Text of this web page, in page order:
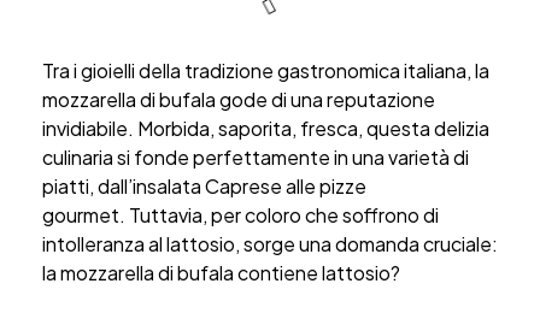
Tra i gioielli della tradizione gastronomica italiana, la
mozzarella di bufala gode di una reputazione
invidiabile. Morbida, saporita, fresca, questa delizia
culinaria si fonde perfettamente in una varietà di
piatti, dall’insalata Caprese alle pizze
gourmet. Tuttavia, per coloro che soffrono di
intolleranza al lattosio, sorge una domanda cruciale:
la mozzarella di bufala contiene lattosio?